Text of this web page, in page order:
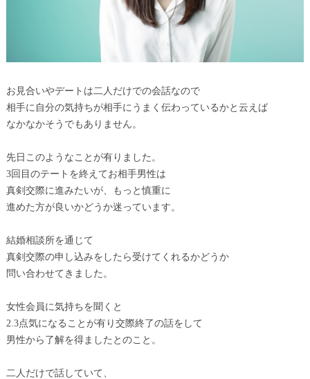
お見合いやデートは二人だけでの会話なので
相手に自分の気持ちが相手にうまく伝わっているかと云えば
なかなかそうでもありません。
先日このようなことが有りました。
3回目のテートを終えてお相手男性は
真剣交際に進みたいが、もっと慎重に
進めた方が良いかどうか迷っています。
結婚相談所を通じて
真剣交際の申し込みをしたら受けてくれるかどうか
問い合わせてきました。
女性会員に気持ちを聞くと
2.3点気になることが有り交際終了の話をして
男性から了解を得ましたとのこと。
二人だけで話していて、